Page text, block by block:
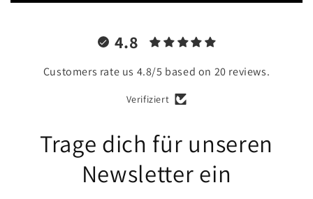
4.8
Customers rate us 4.8/5 based on 20 reviews.
Verifiziert
Trage dich für unseren
Newsletter ein